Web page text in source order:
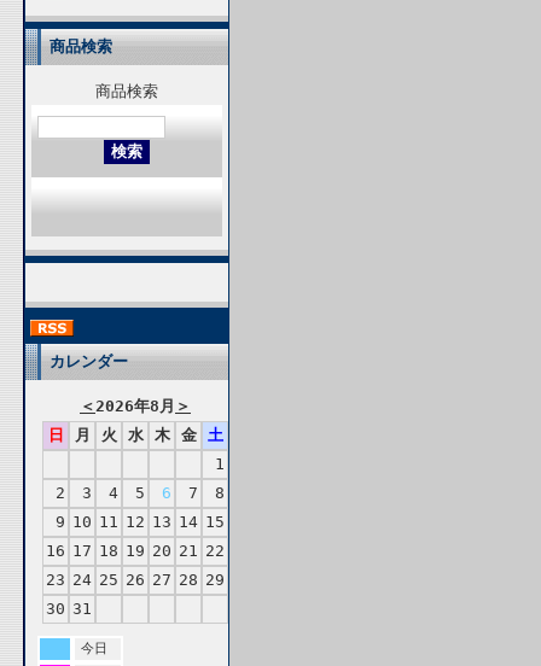
商品検索
商品検索
カレンダー
＜2026年8月 ＞
日
月 火 水 木 金
土
1
2
3 4 5 6 7
8
9 10 11 12 13 14 15
16 17 18 19 20 21 22
23 24 25 26 27 28 29
30 31
今日